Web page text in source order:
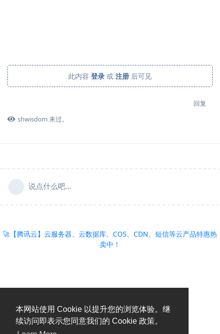
本网站使用 Cookie 以提升您的浏览体验。继
续访问即表示您同意我们的 Cookie 政策。
此内容 登录 或 注册 后可见
回复
shwisdom 来过。
说点什么吧...
🚀【腾讯云】云服务器、云数据库、COS、CDN、短信等云产品特惠热
卖中！